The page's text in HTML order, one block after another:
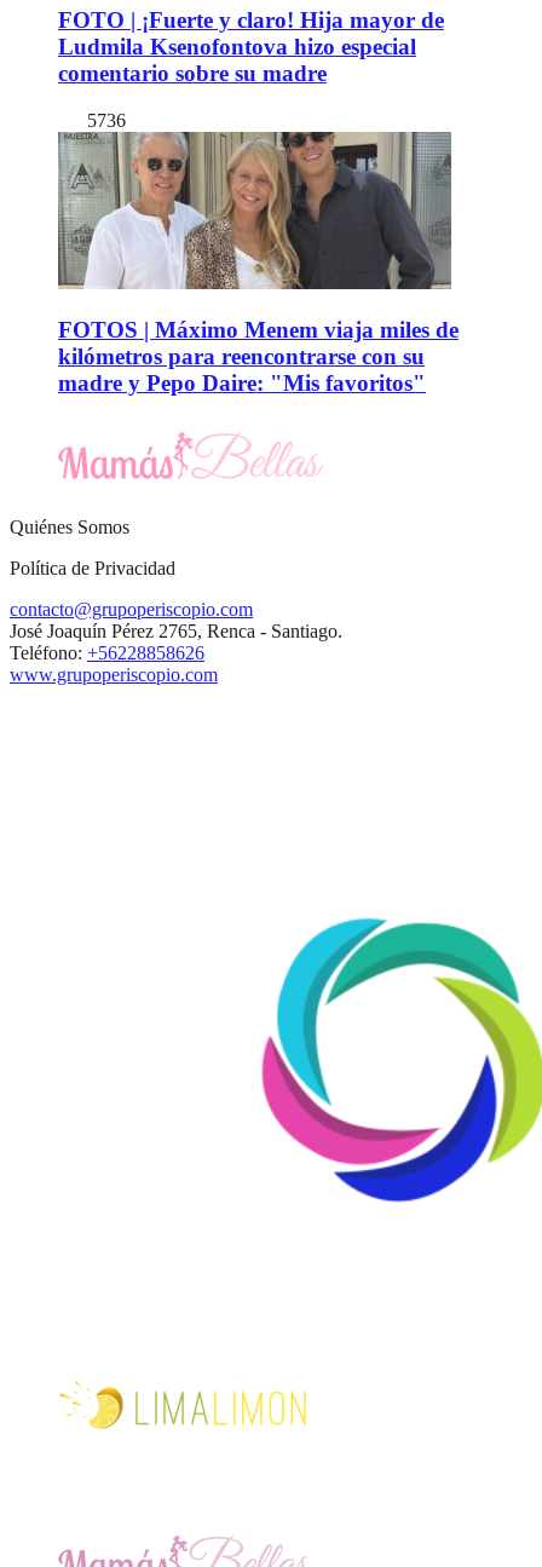
FOTO | ¡Fuerte y claro! Hija mayor de
Ludmila Ksenofontova hizo especial
comentario sobre su madre
5736
FOTOS | Máximo Menem viaja miles de
kilómetros para reencontrarse con su
madre y Pepo Daire: "Mis favoritos"
Quiénes Somos
Política de Privacidad
contacto@grupoperiscopio.com
José Joaquín Pérez 2765, Renca - Santiago.
Teléfono: +56228858626
www.grupoperiscopio.com